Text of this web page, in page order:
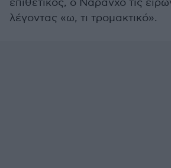
επιθετικός, ο Ναράνχο τις
λέγοντας «ω, τι τρομακτικό».